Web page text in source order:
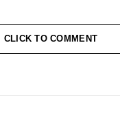
CLICK TO COMMENT